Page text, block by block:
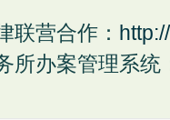
联营合作：
所办案管理系统